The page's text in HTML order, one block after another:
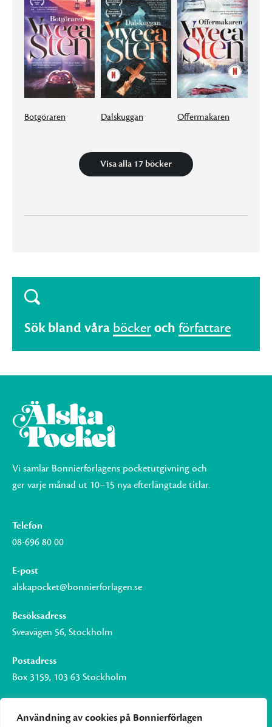
Användning av cookies på Bonnierförlagen
Botgöraren Dalskuggan Offermakaren
Visa alla 17 böcker
Sök bland våra böckeroch författare
Vi samlar Bonnierförlagens pocketutgivning och
ger varje månad ut 10–15 nya efterlängtade titlar.
Telefon
08-696 80 00
E-post
alskapocket@bonnierforlagen.se
Besöksadress
Sveavägen 56, Stockholm
Postadress
Box 3159, 103 63 Stockholm